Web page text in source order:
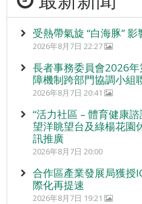
受熱帶氣旋 “白海豚”
2026年8月7日 22:27
長者事務委員會2026
障機制跨部門協調小組
2026年8月7日 20:41
“活力社區 – 體育健康
望洋眺望台及綠楊花園
訊推廣
2026年8月7日 20:00
合作區產業發展局獲授
際化再提速
2026年8月7日 19:21